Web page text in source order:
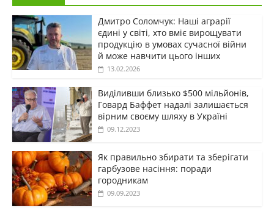
Дмитро Соломчук: Наші аграрії
єдині у світі, хто вміє вирощувати
продукцію в умовах сучасної війни
й може навчити цього інших
13.02.2026
Виділивши близько $500 мільйонів,
Говард Баффет надалі залишається
вірним своєму шляху в Україні
09.12.2023
Як правильно збирати та зберігати
гарбузове насіння: поради
городникам
09.09.2023